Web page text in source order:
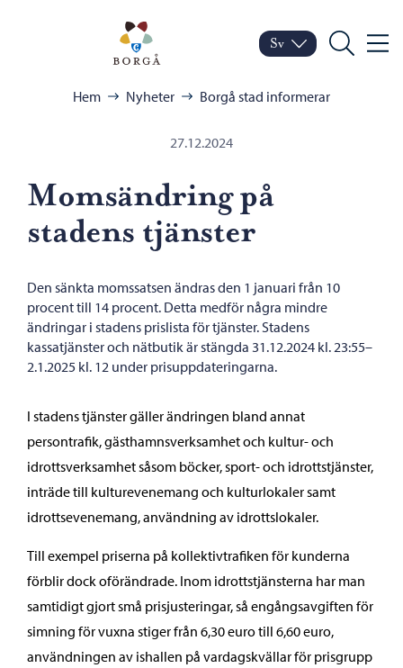
Porvoo – Gå till
Byt språk
Nuvarande språk:
Sv
Sök Meny
Bläddra:Hem Nyheter Borgå stad informerar
27.12.2024
Momsändring på
stadens tjänster
Den sänkta momssatsen ändras den 1 januari från 10
procent till 14 procent. Detta medför några mindre
ändringar i stadens prislista för tjänster. Stadens
kassatjänster och nätbutik är stängda 31.12.2024 kl. 23:55–
2.1.2025 kl. 12 under prisuppdateringarna.
I stadens tjänster gäller ändringen bland annat
persontrafik, gästhamnsverksamhet och kultur- och
idrottsverksamhet såsom böcker, sport- och idrottstjänster,
inträde till kulturevenemang och kulturlokaler samt
idrottsevenemang, användning av idrottslokaler.
Till exempel priserna på kollektivtrafiken för kunderna
förblir dock oförändrade. Inom idrottstjänsterna har man
samtidigt gjort små prisjusteringar, så engångsavgiften för
simning för vuxna stiger från 6,30 euro till 6,60 euro,
användningen av ishallen på vardagskvällar för prisgrupp